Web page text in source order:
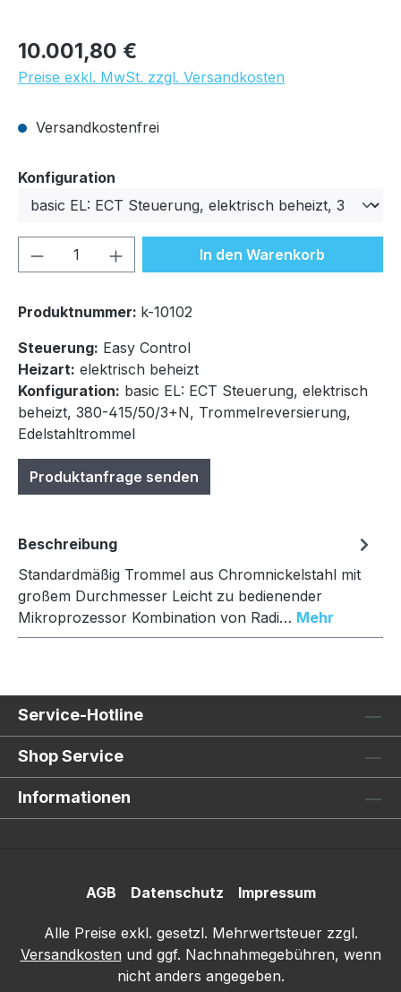
Regulärer Preis:
10.001,80 €
Preise exkl. MwSt. zzgl. Versandkosten
Versandkostenfrei
Konfiguration
Produkt Anzahl: Gib denIn den Warenkorb
Produktnummer: k-10102
Steuerung: Easy Control
Heizart: elektrisch beheizt
Konfiguration: basic EL: ECT Steuerung, elektrisch
beheizt, 380-415/50/3+N, Trommelreversierung,
Edelstahltrommel
Produktanfrage senden
Beschreibung
Standardmäßig Trommel aus Chromnickelstahl mit
großem Durchmesser Leicht zu bedienender
Mikroprozessor Kombination von Radi… Mehr
Service-Hotline
Shop Service
Informationen
AGB Datenschutz Impressum
Alle Preise exkl. gesetzl. Mehrwertsteuer zzgl.
Versandkosten und ggf. Nachnahmegebühren, wenn
nicht anders angegeben.